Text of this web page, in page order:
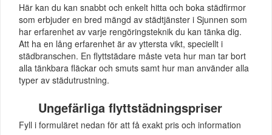
Här kan du kan snabbt och enkelt hitta och boka städfirmor
som erbjuder en bred mängd av städtjänster i Sjunnen som
har erfarenhet av varje rengöringsteknik du kan tänka dig.
Att ha en lång erfarenhet är av yttersta vikt, speciellt i
städbranschen. En flyttstädare måste veta hur man tar bort
alla tänkbara fläckar och smuts samt hur man använder alla
typer av städutrustning.
Ungefärliga flyttstädningspriser
Fyll i formuläret nedan för att få exakt pris och information